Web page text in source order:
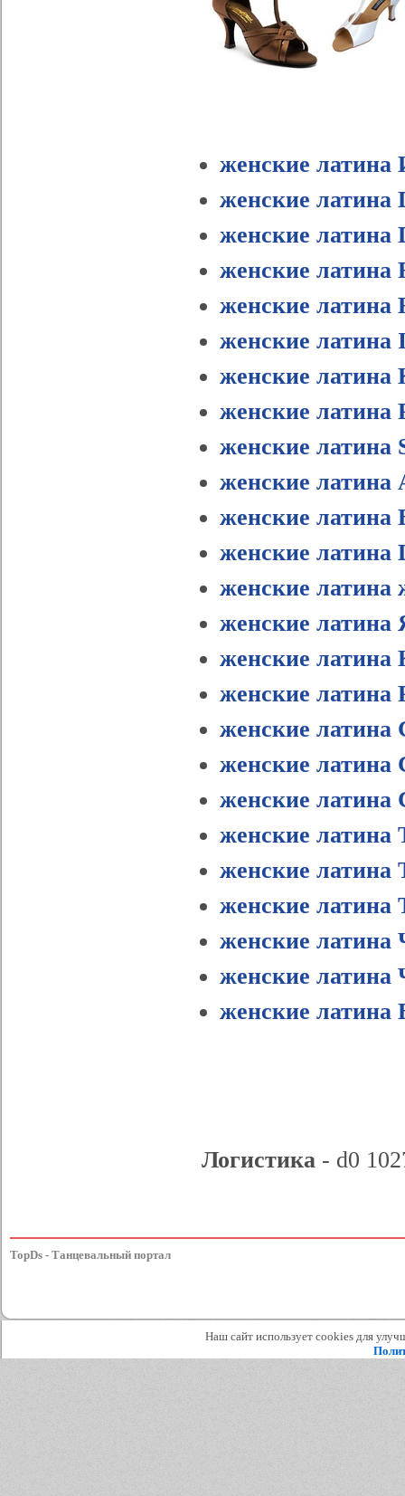
женские латина
женские латина
женские
женские латина
женские латина
женские латина
женские латина
женские латина
женские латина
женские латина
женские латина
женские латина
женские латина
женские латина
женские латина
женские латина
женские латина
женские латина
женские
женские латина
женские латина
женские латина
женские латина
женские латина
женские латина
Логистика - d0
TopDs - Танцевальный портал
Наш сайт использует cookies для